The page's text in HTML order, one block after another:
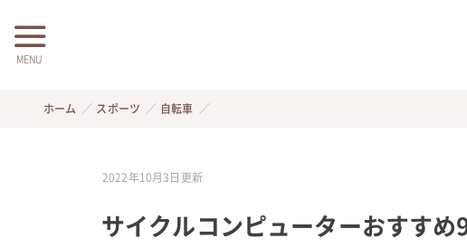
MENU
ホーム スポーツ 自転車
2022年10月3日 更新
サイクルコンピューターおすす